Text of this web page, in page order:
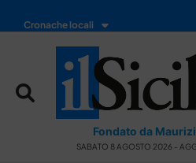
Cronache locali
Fondato da
SABATO 8 AGOSTO 2026 -